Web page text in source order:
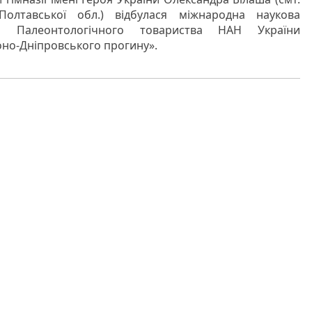
обл.) відбулася міжнародна наукова
товариства НАН України
Дніпровського прогину».